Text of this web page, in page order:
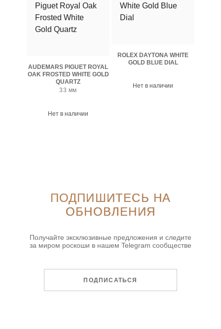
AUDEMARS PIGUET ROYAL
OAK FROSTED WHITE GOLD
QUARTZ
33 мм
Нет в наличии
ROLEX DAYTONA WHITE
GOLD BLUE DIAL
Нет в наличии
ПОДПИШИТЕСЬ НА
ОБНОВЛЕНИЯ
Получайте эксклюзивные предложения и следите
за миром роскоши в нашем Telegram сообществе
ПОДПИСАТЬСЯ